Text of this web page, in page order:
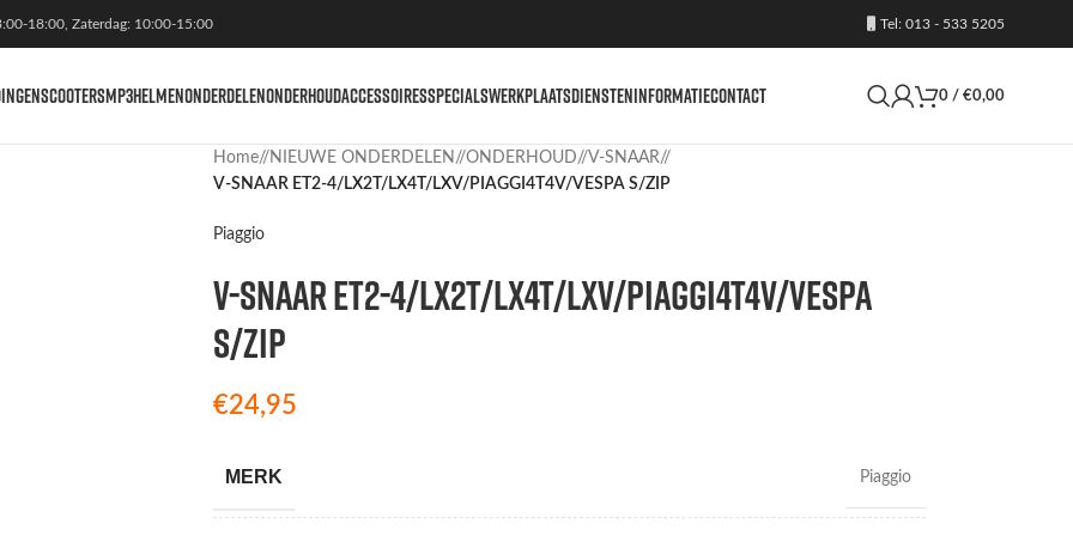
18:00, Zaterdag: 10:00-15:00 Tel: 013 - 533 5205
SCOOTERSMP3HELMENONDERDELENONDERHOUDACCESSOIRESSPECIALSWERKPLAATSDIENSTENINFORMATIECONTACT 0 / €0,00
Home/ NIEUWE ONDERDELEN / ONDERHOUD/ V-SNAAR/
V-SNAAR ET2-4/LX2T/LX4T/LXV/PIAGGI4T4V/VESPA S/ZIP
Piaggio
V-SNAAR ET2-4/LX2T/LX4T/LXV/PIAGGI4T4V/VESPA
S/ZIP
€24,95
MERK Piaggio